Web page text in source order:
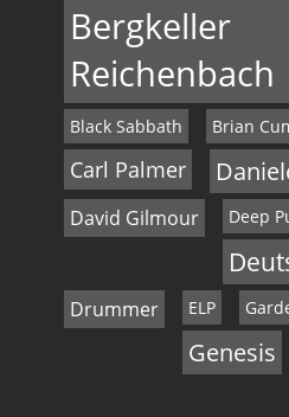
Bergkeller
Reichenbach
Black Sabbath Brian
Carl Palmer
David Gilmour Deep
Drummer ELP
Genesis